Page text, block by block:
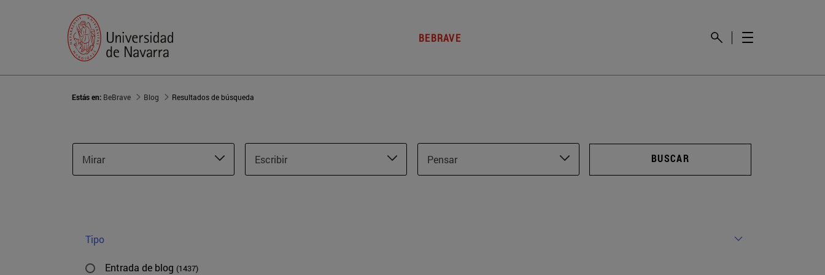
BEBRAVE
Estás en: BeBrave Blog Resultados de búsqueda
Mirar Escribir Pensar BUSCAR
Tipo
Entrada de blog (1437)